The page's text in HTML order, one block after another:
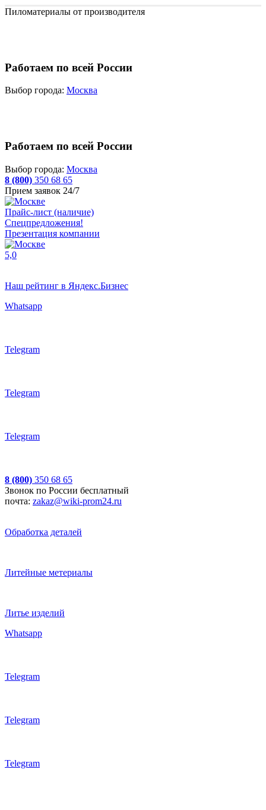
Пиломатериалы от производителя
Работаем по всей России
Выбор города: Москва
Работаем по всей России
Выбор города: Москва
8 (800) 350 68 65
Прием заявок 24/7
Прайс-лист (наличие)
Спецпредложения!
Презентация компании
5,0
Наш рейтинг в Яндекс.Бизнес
Whatsapp
Telegram
Telegram
Telegram
8 (800) 350 68 65
Звонок по России бесплатный
почта: zakaz@wiki-prom24.ru
Обработка деталей
Литейные метериалы
Литье изделий
Whatsapp
Telegram
Telegram
Telegram